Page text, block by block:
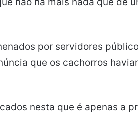
por servidores
que os cachorros
nesta que é apenas a